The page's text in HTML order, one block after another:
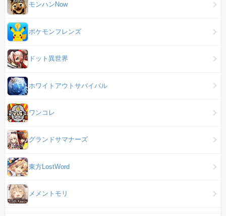
モンハンNow
ポケモンフレンズ
ドット異世界
ホワイトアウトサバイバル
ワンコレ
グランドサマナーズ
東方LostWord
メメントモリ